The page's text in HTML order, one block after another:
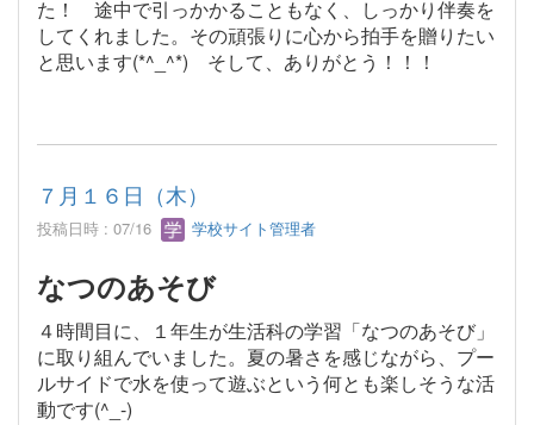
た！ 途中で引っかかることもなく、しっかり伴奏を
してくれました。その頑張りに心から拍手を贈りたい
と思います(*^_^*) そして、ありがとう！！！
７月１６日（木）
投稿日時 : 07/16 学校サイト管理者
なつのあそび
４時間目に、１年生が生活科の学習「なつのあそび」
に取り組んでいました。夏の暑さを感じながら、プー
ルサイドで水を使って遊ぶという何とも楽しそうな活
動です(^_-)